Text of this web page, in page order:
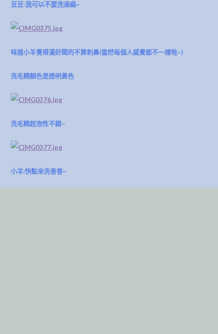
豆豆:我可以不要洗澡麻~
味道小羊覺得滿好聞的不算刺鼻(當然每個人感覺都不一樣啦~)
洗毛精顏色是透明黃色
洗毛精起泡性不錯~
小羊:快點來洗香香~